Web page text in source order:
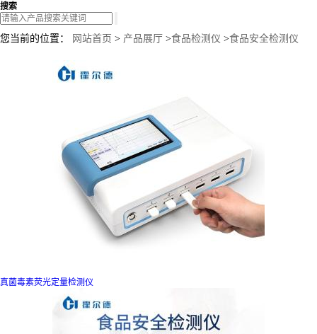
搜索
您当前的位置： 网站首页 > 产品展厅 >食品检测仪 >食品安全检测仪
真菌毒素荧光定量检测仪